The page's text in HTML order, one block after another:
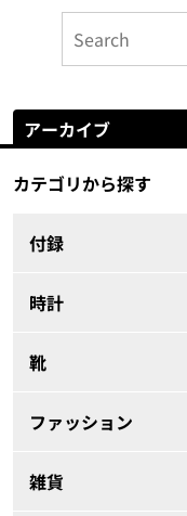
アーカイブ
カテゴリから探す
付録
時計
靴
ファッション
雑貨